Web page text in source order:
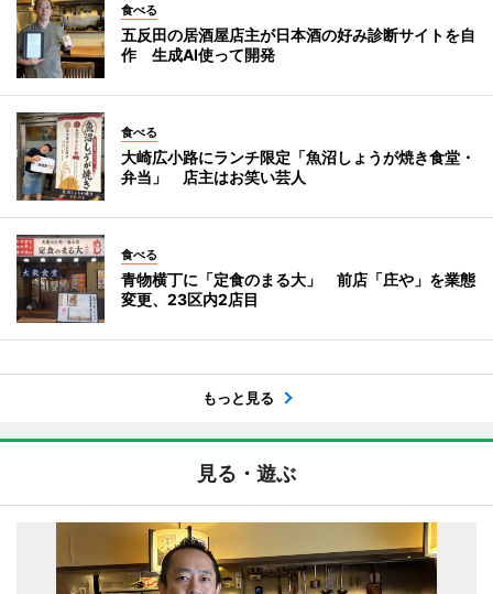
食べる
五反田の居酒屋店主が日本酒の好み診断サイトを自
作 生成AI使って開発
食べる
大崎広小路にランチ限定「魚沼しょうが焼き食堂・
弁当」 店主はお笑い芸人
食べる
青物横丁に「定食のまる大」 前店「庄や」を業態
変更、23区内2店目
もっと見る
見る・遊ぶ